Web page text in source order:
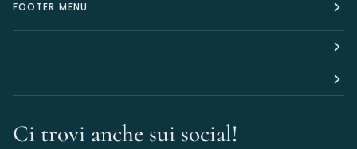
FOOTER MENU
Ci trovi anche sui social!